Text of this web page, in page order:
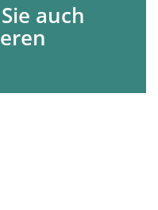
auch